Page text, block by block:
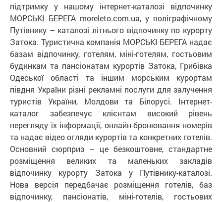
підтримку у нашому інтернет-каталозі відпочинку
МОРСЬКІ БЕРЕГА moreleto.com.ua, у поліграфічному
Путівнику – каталозі літнього відпочинку по курорту
Затока. Туристична компанія МОРСЬКІ БЕРЕГА надає
базам відпочинку, готелям, міні-готелям, гостьовим
будинкам та пансіонатам курортів Затока, Грибівка
Одеської області та іншим морським курортам
півдня України різні рекламні послуги для залучення
туристів України, Молдови та Білорусі. Інтернет-
каталог забезпечує клієнтам високий рівень
перегляду їх інформації, онлайн-бронювання номерів
та надає відео огляди курортів та конкретних готелів.
Основний сюрприз – це безкоштовне, стандартне
розміщення великих та маленьких закладів
відпочинку курорту Затока у Путівнику-каталозі.
Нова версія передбачає розміщення готелів, баз
відпочинку, пансіонатів, міні-готелів, гостьових